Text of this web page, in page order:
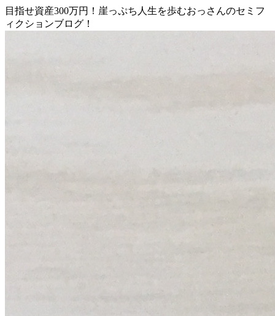
目指せ資産300万円！崖っぷち人生を歩むおっさんのセミフ
ィクションブログ！